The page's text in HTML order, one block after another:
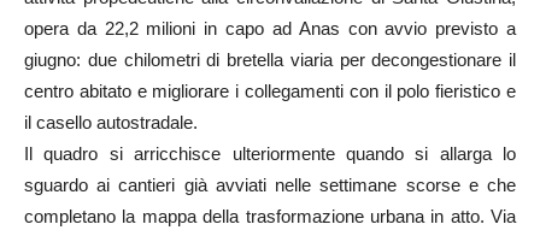
opera da 22,2 milioni in capo ad Anas con avvio previsto a
giugno: due chilometri di bretella viaria per decongestionare il
centro abitato e migliorare i collegamenti con il polo fieristico e
il casello autostradale.
Il quadro si arricchisce ulteriormente quando si allarga lo
sguardo ai cantieri già avviati nelle settimane scorse e che
completano la mappa della trasformazione urbana in atto. Via